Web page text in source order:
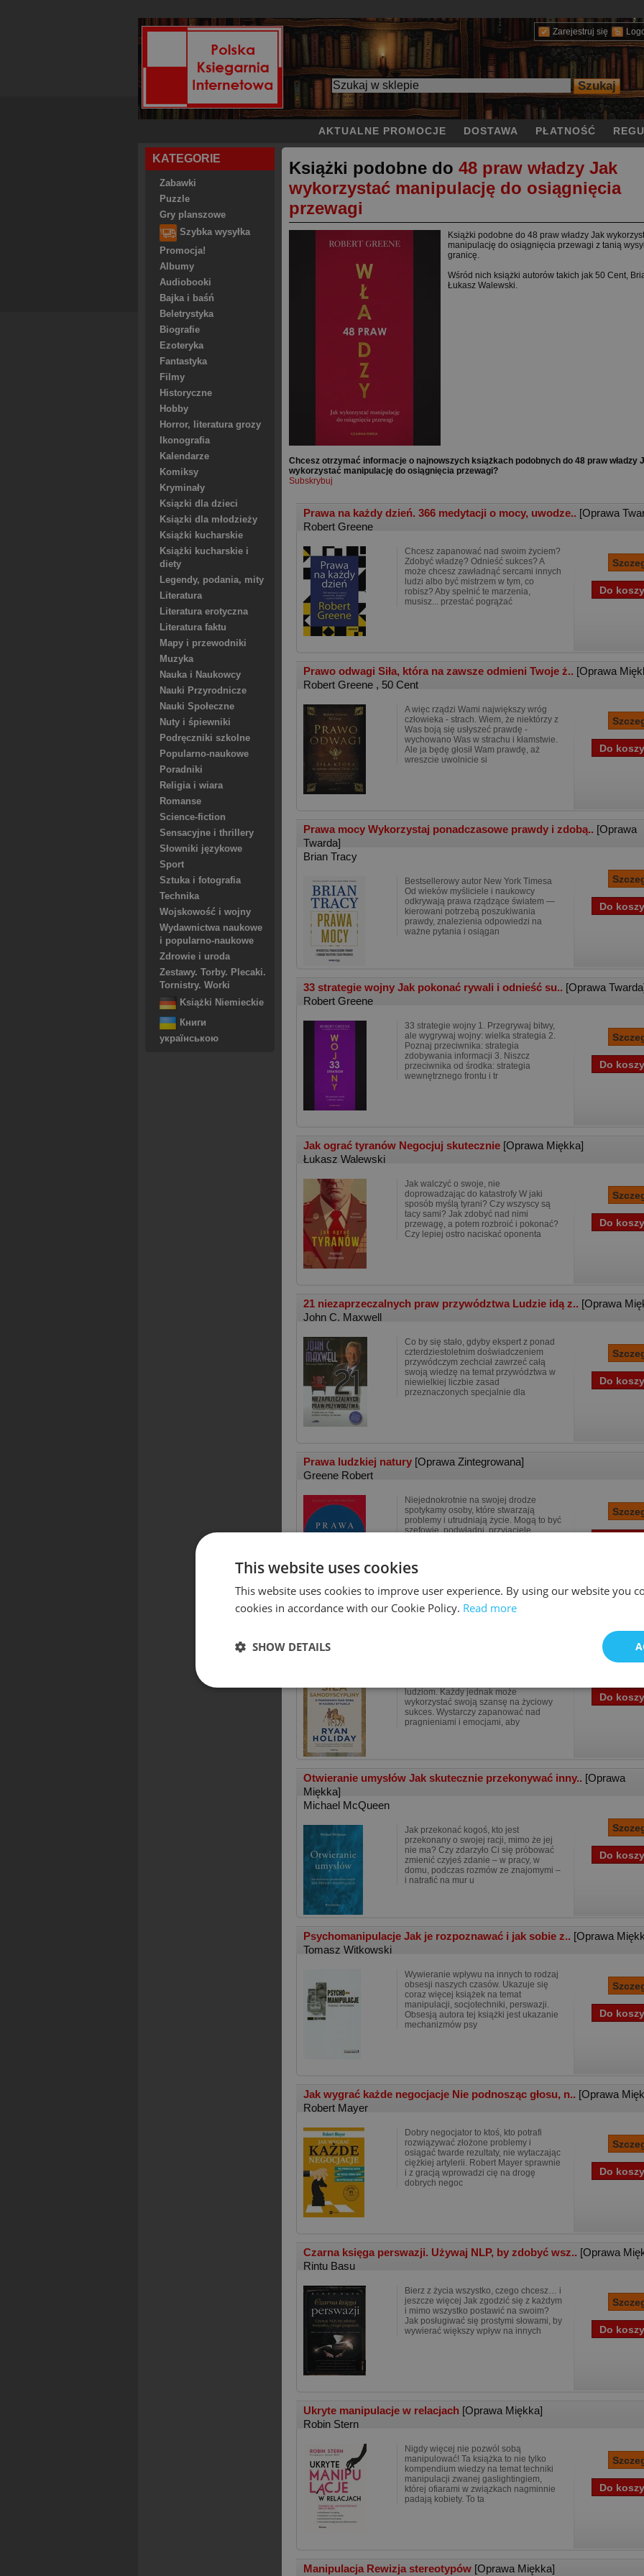
Zarejestruj się
AKTUALNE PROMOCJE DOSTAWA PŁATNOŚĆ
KATEGORIE
Zabawki
Puzzle
Gry planszowe
Szybka wysyłka
Promocja!
Albumy
Audiobooki
Bajka i baśń
Beletrystyka
Biografie
Ezoteryka
Fantastyka
Filmy
Historyczne
Hobby
Horror, literatura grozy
Ikonografia
Kalendarze
Komiksy
Kryminały
Ksiązki dla dzieci
Ksiązki dla młodzieży
Książki kucharskie
Książki kucharskie i
diety
Legendy, podania, mity
Literatura
Literatura erotyczna
Literatura faktu
Mapy i przewodniki
Muzyka
Nauka i Naukowcy
Nauki Przyrodnicze
Nauki Społeczne
Nuty i śpiewniki
Podręczniki szkolne
Popularno-naukowe
Poradniki
Religia i wiara
Romanse
Science-fiction
Sensacyjne i thrillery
Słowniki językowe
Sport
Sztuka i fotografia
Technika
Wojskowość i wojny
Wydawnictwa naukowe
i popularno-naukowe
Zdrowie i uroda
Zestawy. Torby. Plecaki.
Tornistry. Worki
Książki Niemieckie
Книги
українською
Książki podobne do 48 praw władzy Jak
wykorzystać manipulację do osiągnięcia
przewagi
Książki podobne do 48 praw władzy Jak
manipulację do osiągnięcia przewagi z tanią
granicę.
Wśród nich książki autorów takich jak 50 Cent,
Łukasz Walewski.
Chcesz otrzymać informacje o najnowszych książkach podobnych do 48 praw władzy
wykorzystać manipulację do osiągnięcia przewagi?
Subskrybuj
Prawa na każdy dzień. 366 medytacji o mocy, uwodze.. [Oprawa
Robert Greene
Chcesz zapanować nad swoim życiem?
Zdobyć władzę? Odnieść sukces? A
może chcesz zawładnąć sercami innych
ludzi albo być mistrzem w tym, co
robisz? Aby spełnić te marzenia,
musisz... przestać pogrążać
Prawo odwagi Siła, która na zawsze odmieni Twoje ż.. [Oprawa
Robert Greene , 50 Cent
A więc rządzi Wami największy wróg
człowieka - strach. Wiem, że niektórzy z
Was boją się usłyszeć prawdę -
wychowano Was w strachu i kłamstwie.
Ale ja będę głosił Wam prawdę, aż
wreszcie uwolnicie si
Prawa mocy Wykorzystaj ponadczasowe prawdy i zdobą.. [Oprawa
Twarda]
Brian Tracy
Bestsellerowy autor New York Timesa
Od wieków myśliciele i naukowcy
odkrywają prawa rządzące światem ―
kierowani potrzebą poszukiwania
prawdy, znalezienia odpowiedzi na
ważne pytania i osiągan
33 strategie wojny Jak pokonać rywali i odnieść su.. [Oprawa
Robert Greene
33 strategie wojny 1. Przegrywaj bitwy,
ale wygrywaj wojny: wielka strategia 2.
Poznaj przeciwnika: strategia
zdobywania informacji 3. Niszcz
przeciwnika od środka: strategia
wewnętrznego frontu i tr
Jak ograć tyranów Negocjuj skutecznie [Oprawa Miękka]
Łukasz Walewski
Jak walczyć o swoje, nie
doprowadzając do katastrofy W jaki
sposób myślą tyrani? Czy wszyscy są
tacy sami? Jak zdobyć nad nimi
przewagę, a potem rozbroić i pokonać?
Czy lepiej ostro naciskać oponenta
21 niezaprzeczalnych praw przywództwa Ludzie idą z.. [Oprawa
John C. Maxwell
Co by się stało, gdyby ekspert z ponad
czterdziestoletnim doświadczeniem
przywódczym zechciał zawrzeć całą
swoją wiedzę na temat przywództwa w
niewielkiej liczbie zasad
przeznaczonych specjalnie dla
Prawa ludzkiej natury [Oprawa Zintegrowana]
Greene Robert
Niejednokrotnie na swojej drodze
spotykamy osoby, które stwarzają
problemy i utrudniają życie. Mogą to być
szefowie, podwładni, przyjaciele,
Ryan Holiday
ludziom. Każdy jednak może
wykorzystać swoją szansę na życiowy
sukces. Wystarczy zapanować nad
pragnieniami i emocjami, aby
Otwieranie umysłów Jak skutecznie przekonywać inny.. [Oprawa
Miękka]
Michael McQueen
Jak przekonać kogoś, kto jest
przekonany o swojej racji, mimo że jej
nie ma? Czy zdarzyło Ci się próbować
zmienić czyjeś zdanie – w pracy, w
domu, podczas rozmów ze znajomymi –
i natrafić na mur u
Psychomanipulacje Jak je rozpoznawać i jak sobie z.. [Oprawa
Tomasz Witkowski
Wywieranie wpływu na innych to rodzaj
obsesji naszych czasów. Ukazuje się
coraz więcej książek na temat
manipulacji, socjotechniki, perswazji.
Obsesją autora tej książki jest ukazanie
mechanizmów psy
Jak wygrać każde negocjacje Nie podnosząc głosu, n.. [Oprawa
Robert Mayer
Dobry negocjator to ktoś, kto potrafi
rozwiązywać złożone problemy i
osiągać twarde rezultaty, nie wytaczając
ciężkiej artylerii. Robert Mayer sprawnie
i z gracją wprowadzi cię na drogę
dobrych negoc
Czarna księga perswazji. Używaj NLP, by zdobyć wsz.. [Oprawa
Rintu Basu
Bierz z życia wszystko, czego chcesz… i
jeszcze więcej Jak zgodzić się z każdym
i mimo wszystko postawić na swoim?
Jak posługiwać się prostymi słowami, by
wywierać większy wpływ na innych
Ukryte manipulacje w relacjach [Oprawa Miękka]
Robin Stern
Nigdy więcej nie pozwól sobą
manipulować! Ta książka to nie tylko
kompendium wiedzy na temat techniki
manipulacji zwanej gaslightingiem,
której ofiarami w związkach nagminnie
padają kobiety. To ta
Manipulacja Rewizja stereotypów [Oprawa Miękka]
This website uses cookies
This website uses cookies to improve user experience. By using our website you
cookies in accordance with our Cookie Policy. Read more
SHOW DETAILS